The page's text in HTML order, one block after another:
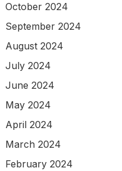
October 2024
September 2024
August 2024
July 2024
June 2024
May 2024
April 2024
March 2024
February 2024